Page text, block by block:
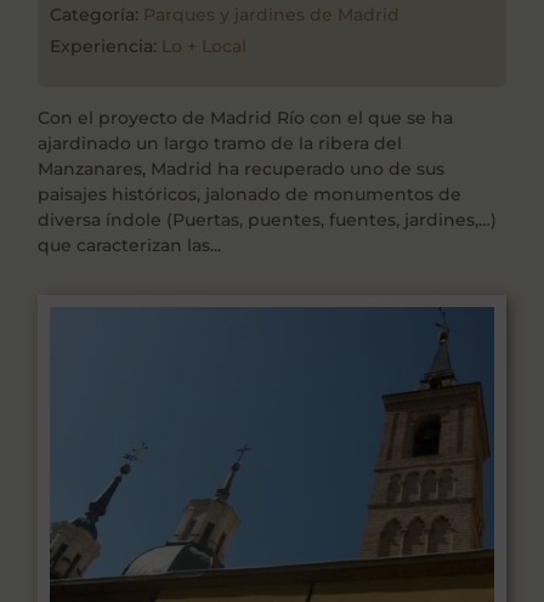
Categoría: Parques y jardines de Madrid
Experiencia: Lo + Local
Con el proyecto de Madrid Río con el que se ha
ajardinado un largo tramo de la ribera del
Manzanares, Madrid ha recuperado uno de sus
paisajes históricos, jalonado de monumentos de
diversa índole (Puertas, puentes, fuentes, jardines,…)
que caracterizan las...